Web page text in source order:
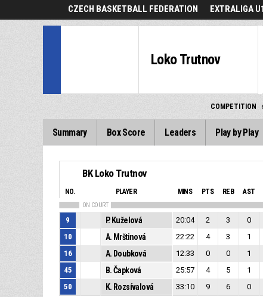
CZECH BASKETBALL FEDERATION EXTRALIGA
Loko Trutnov
COMPETITION
Summary Box Score Leaders Play by Play
BK Loko Trutnov
NO. PLAYER MINS PTS REB AST
ON COURT
9 P. Kuželová 20:04 2 3 0
10
A. Mrštinová 22:22 4 3 1
16
A. Doubková 12:33 0 0 1
45
B. Čapková 25:57 4 5 1
50
K. Rozsívalová 33:10 9 6 0